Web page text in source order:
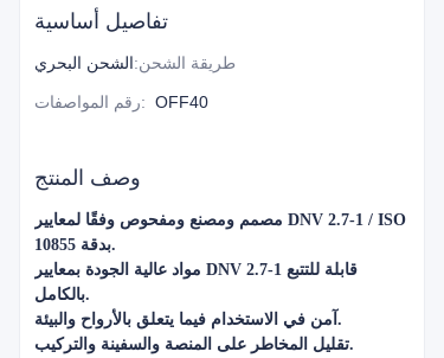
تفاصيل أساسية
طريقة الشحن:الشحن البحري
رقم المواصفات: OFF40
وصف المنتج
مصمم ومصنع ومفحوص وفقًا لمعايير DNV 2.7-1 / ISO
10855 بدقة.
مواد عالية الجودة بمعايير DNV 2.7-1 قابلة للتتبع
بالكامل.
آمن في الاستخدام فيما يتعلق بالأرواح والبيئة.
تقليل المخاطر على المنصة والسفينة والتركيب.